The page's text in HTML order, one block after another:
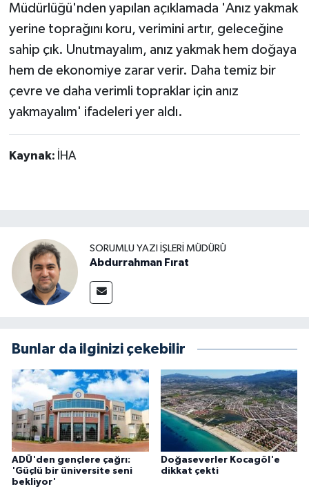
Müdürlüğü'nden yapılan açıklamada 'Anız yakmak
yerine toprağını koru, verimini artır, geleceğine
sahip çık. Unutmayalım, anız yakmak hem doğaya
hem de ekonomiye zarar verir. Daha temiz bir
çevre ve daha verimli topraklar için anız
yakmayalım' ifadeleri yer aldı.
Kaynak: İHA
SORUMLU YAZI İŞLERI MÜDÜRÜ
Abdurrahman Fırat
Bunlar da ilginizi çekebilir
ADÜ'den gençlere çağrı:
'Güçlü bir üniversite seni
bekliyor'
Doğaseverler Kocagöl'e
dikkat çekti